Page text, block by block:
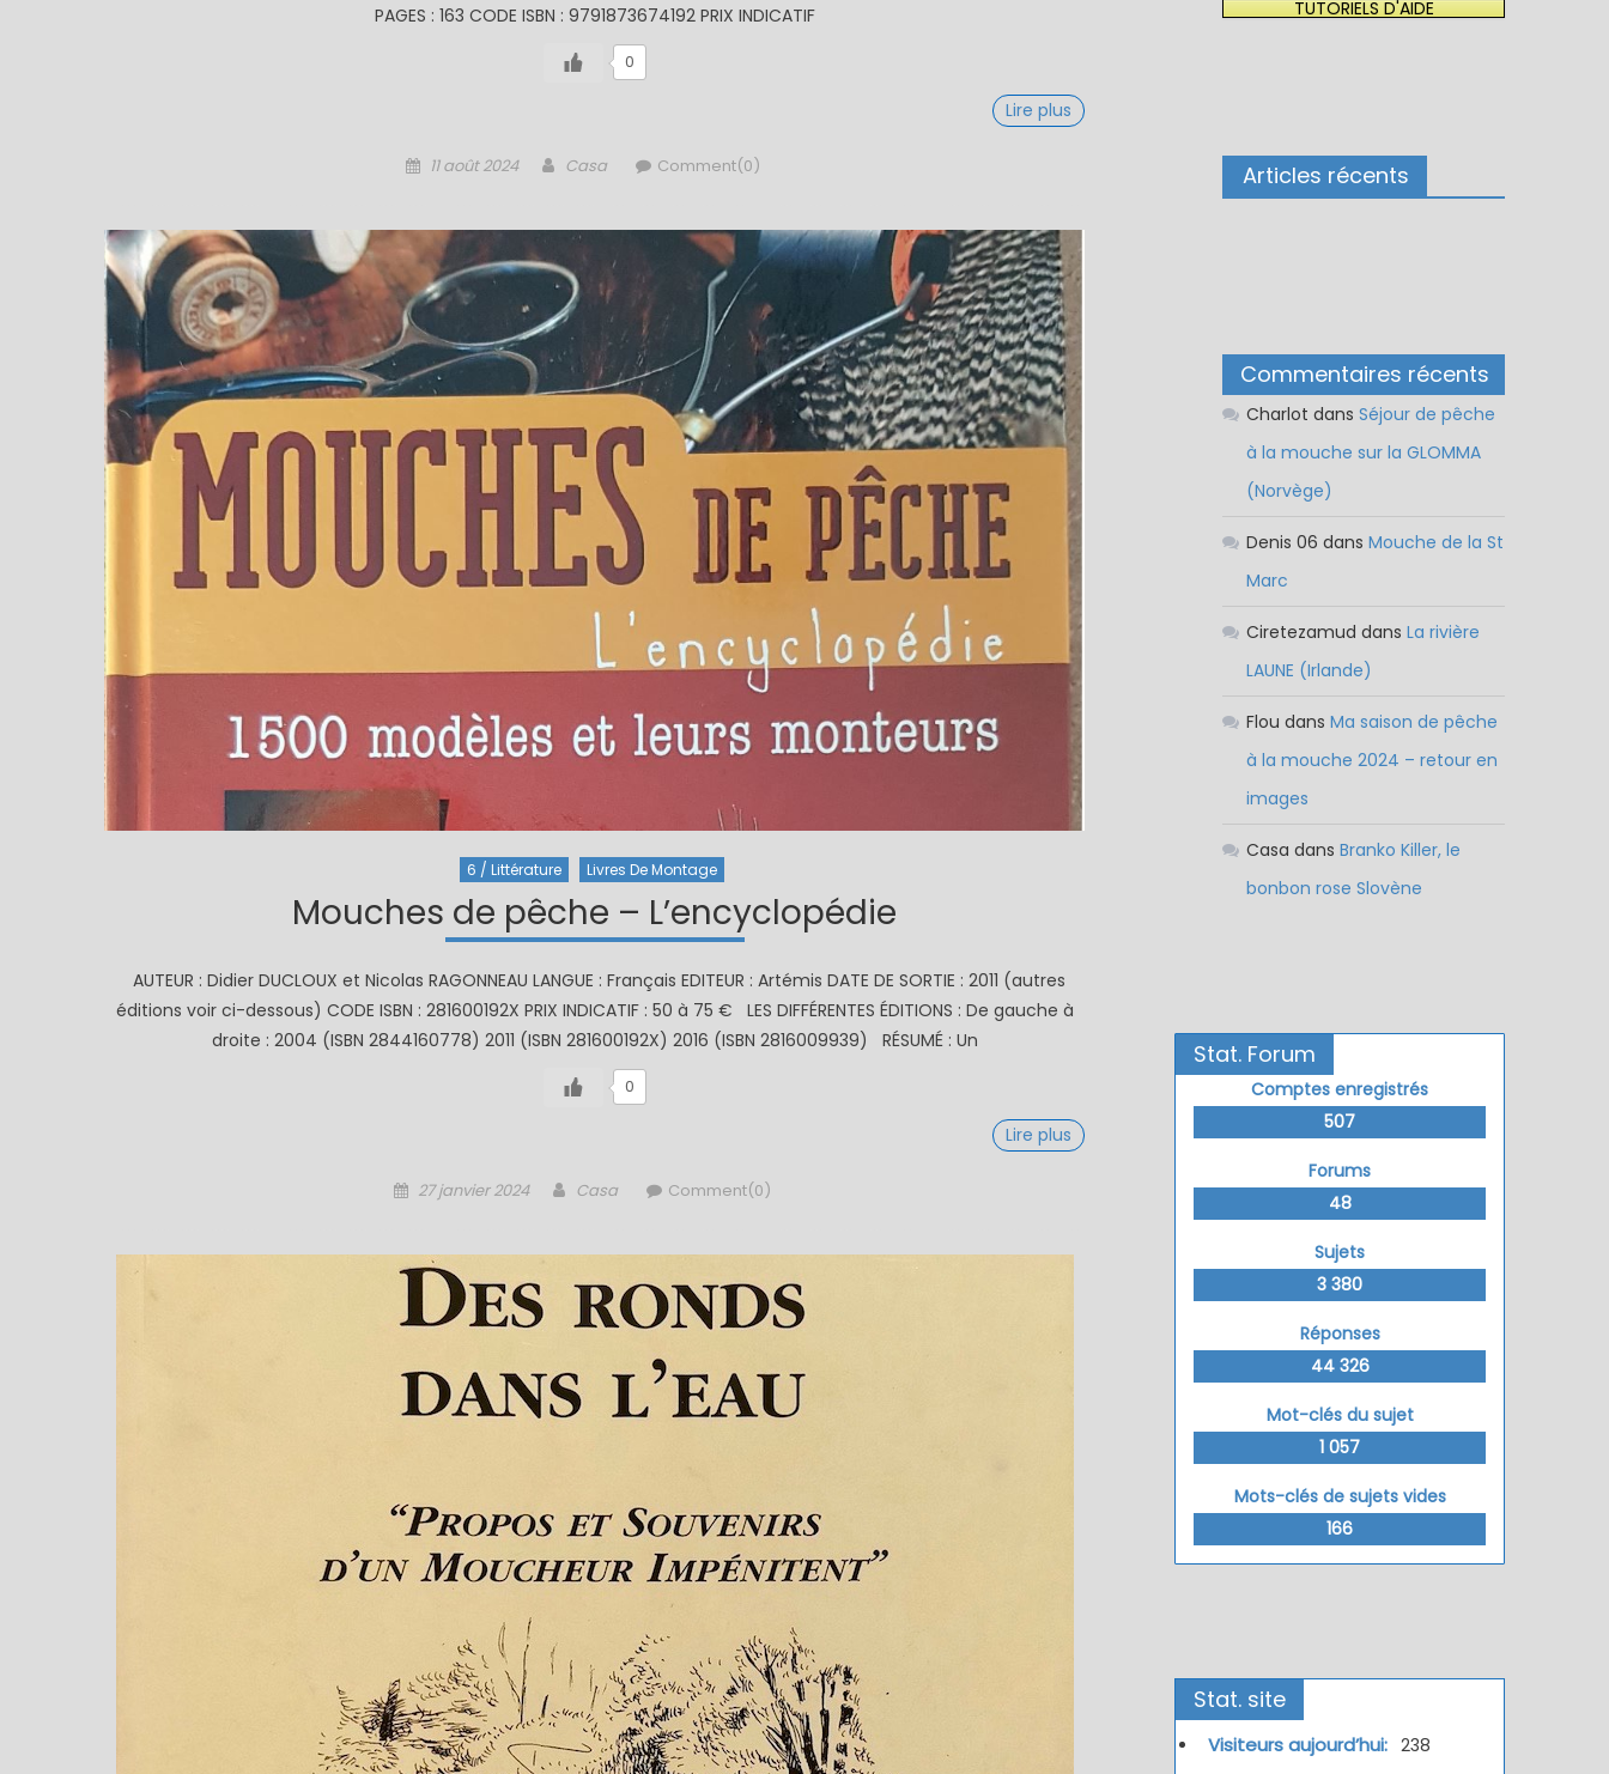
PAGES : 163 CODE ISBN : 9791873674192 PRIX INDICATIF
0
Lire plus
Posted
11 août 2024 Author
Casa Comment(0)
6 / Littérature Livres De Montage
Mouches de pêche – L’encyclopédie
AUTEUR : Didier DUCLOUX et Nicolas RAGONNEAU LANGUE : Français EDITEUR : Artémis DATE DE SORTIE : 2011 (autres
éditions voir ci-dessous) CODE ISBN : 281600192X PRIX INDICATIF : 50 à 75 € LES DIFFÉRENTES ÉDITIONS : De gauche à
droite : 2004 (ISBN 2844160778) 2011 (ISBN 281600192X) 2016 (ISBN 2816009939) RÉSUMÉ : Un
0
Lire plus
Posted
27 janvier 2024 Author
Casa Comment(0)
TUTORIELS D'AIDE
Articles récents
Commentaires récents
Charlot dansSéjour de pêche
à la mouche sur la GLOMMA
(Norvège)
Denis 06 dansMouche de la St
Marc
Ciretezamud dansLa rivière
LAUNE (Irlande)
Flou dansMa saison de pêche
à la mouche 2024 – retour en
images
Casa dansBranko Killer, le
bonbon rose Slovène
Stat. Forum
Comptes enregistrés
507
Forums
48
Sujets
3 380
Réponses
44 326
Mot-clés du sujet
1 057
Mots-clés de sujets vides
166
Stat. site
Visiteurs aujourd’hui: 238